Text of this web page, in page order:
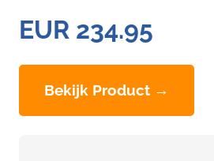
EUR 234.95
Bekijk Product →